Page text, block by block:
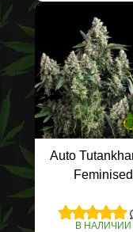
Auto
Feminised
В НАЛИЧИИ